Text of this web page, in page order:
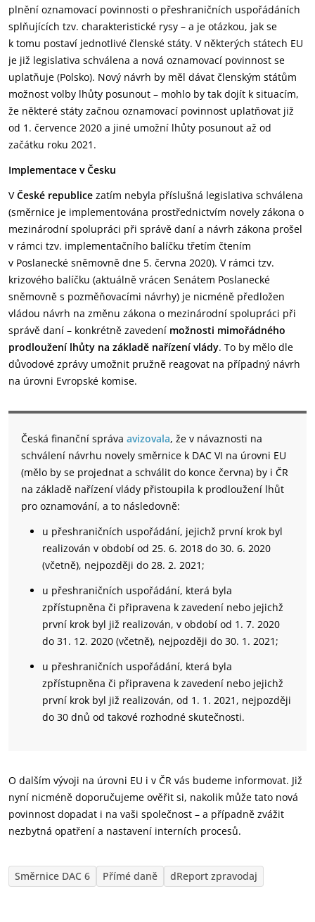
plnění oznamovací povinnosti o přeshraničních uspořádáních
splňujících tzv. charakteristické rysy – a je otázkou, jak se
k tomu postaví jednotlivé členské státy. V některých státech EU
je již legislativa schválena a nová oznamovací povinnost se
uplatňuje (Polsko). Nový návrh by měl dávat členským státům
možnost volby lhůty posunout – mohlo by tak dojít k situacím,
že některé státy začnou oznamovací povinnost uplatňovat již
od 1. července 2020 a jiné umožní lhůty posunout až od
začátku roku 2021.
Implementace v Česku
VČeské republice zatím nebyla příslušná legislativa schválena
(směrnice je implementována prostřednictvím novely zákona o
mezinárodní spolupráci při správě daní a návrh zákona prošel
v rámci tzv. implementačního balíčku třetím čtením
v Poslanecké sněmovně dne 5. června 2020). V rámci tzv.
krizového balíčku (aktuálně vrácen Senátem Poslanecké
sněmovně s pozměňovacími návrhy) je nicméně předložen
vládou návrh na změnu zákona o mezinárodní spolupráci při
správě daní – konkrétně zavedení možnosti mimořádného
prodloužení lhůty na základě nařízení vlády. To by mělo dle
důvodové zprávy umožnit pružně reagovat na případný návrh
na úrovni Evropské komise.
Česká finanční správa avizovala, že v návaznosti na
schválení návrhu novely směrnice k DAC VI na úrovni EU
(mělo by se projednat a schválit do konce června) by i ČR
na základě nařízení vlády přistoupila k prodloužení lhůt
pro oznamování, a to následovně:
u přeshraničních uspořádání, jejichž první krok byl
realizován v období od 25. 6. 2018 do 30. 6. 2020
(včetně), nejpozději do 28. 2. 2021;
u přeshraničních uspořádání, která byla
zpřístupněna či připravena k zavedení nebo jejichž
první krok byl již realizován, v období od 1. 7. 2020
do 31. 12. 2020 (včetně), nejpozději do 30. 1. 2021;
u přeshraničních uspořádání, která byla
zpřístupněna či připravena k zavedení nebo jejichž
první krok byl již realizován, od 1. 1. 2021, nejpozději
do 30 dnů od takové rozhodné skutečnosti.
O dalším vývoji na úrovni EU i v ČR vás budeme informovat. Již
nyní nicméně doporučujeme ověřit si, nakolik může tato nová
povinnost dopadat i na vaši společnost – a případně zvážit
nezbytná opatření a nastavení interních procesů.
Směrnice DAC 6 Přímé daně dReport zpravodaj